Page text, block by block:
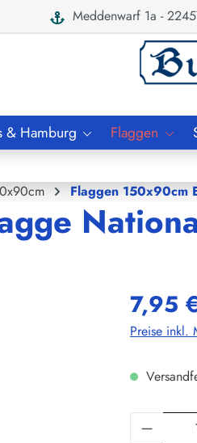
Meddenwarf 1a -
& Hamburg Flaggen
Flaggen 150x90cm
7,95 €
Preise inkl.